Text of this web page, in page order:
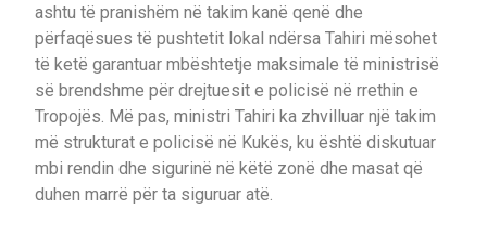
ashtu të pranishëm në takim kanë qenë dhe
përfaqësues të pushtetit lokal ndërsa Tahiri mësohet
të ketë garantuar mbështetje maksimale të ministrisë
së brendshme për drejtuesit e policisë në rrethin e
Tropojës. Më pas, ministri Tahiri ka zhvilluar një takim
më strukturat e policisë në Kukës, ku është diskutuar
mbi rendin dhe sigurinë në këtë zonë dhe masat që
duhen marrë për ta siguruar atë.